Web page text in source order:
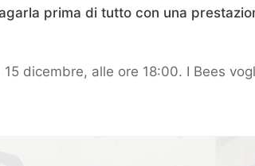
prima di tutto con una
dicembre, alle ore 18:00. I Bees